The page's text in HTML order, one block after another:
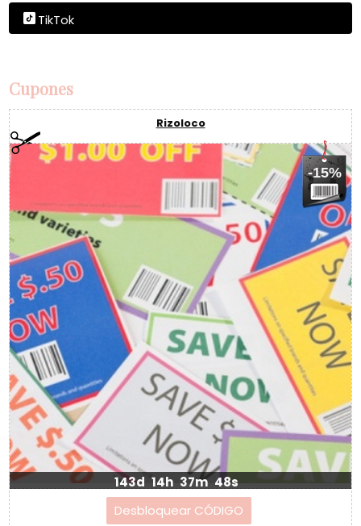
TikTok
Cupones
Rizoloco
-15%
143d 14h 37m 47s